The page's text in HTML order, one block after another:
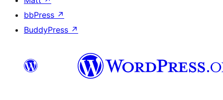
bbPress ↗
BuddyPress ↗